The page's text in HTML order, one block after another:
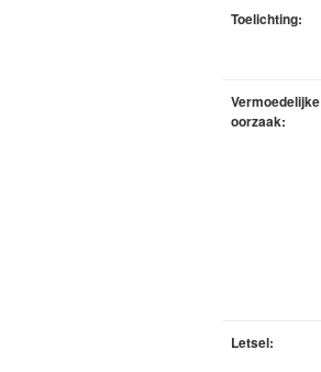
Toelichting:
Vermoedelijke
oorzaak:
Letsel: